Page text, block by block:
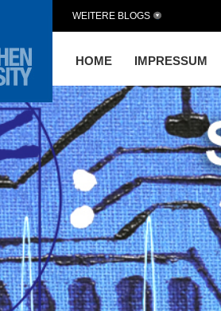
HOME IMPRESSUM
WEITERE BLOGS